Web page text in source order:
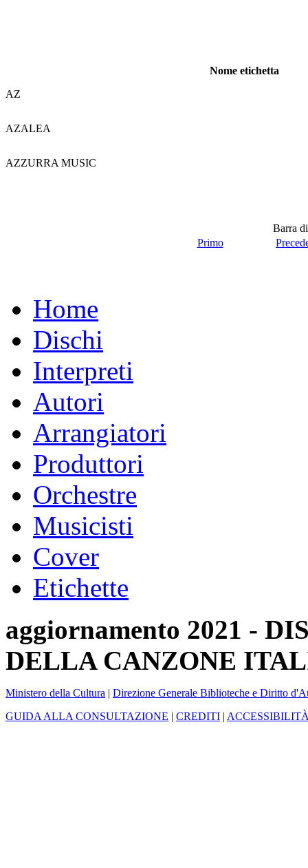
Nome etichetta
AZ
AZALEA
AZZURRA MUSIC
Barra
Primo
Home
Dischi
Interpreti
Autori
Arrangiatori
Produttori
Orchestre
Musicisti
Cover
Etichette
aggiornamento 2021 -
DELLA CANZONE
Ministero della Cultura | Direzione Generale Biblioteche e Diritto
GUIDA ALLA CONSULTAZIONE | CREDITI |